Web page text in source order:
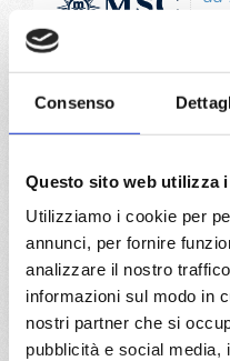
Consenso
Questo sito web utilizza
Utilizziamo i cookie per
annunci, per fornire
analizzare il nostro
informazioni sul modo in
nostri partner che si
pubblicità e social media,
Mediterraneo
Trieste
€ 1.077
€